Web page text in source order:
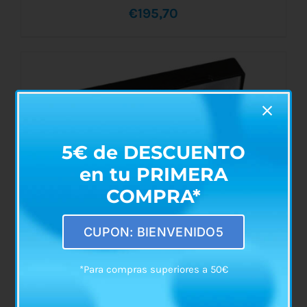
€195,70
5€ de DESCUENTO
en tu PRIMERA
COMPRA*
CUPON: BIENVENIDO5
*Para compras superiores a 50€